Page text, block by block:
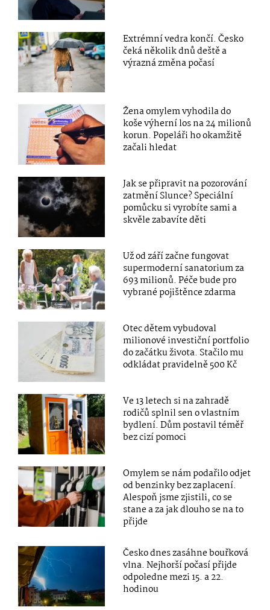
Extrémní vedra končí. Česko
čeká několik dnů deště a
výrazná změna počasí
Žena omylem vyhodila do
koše výherní los na 24 milionů
korun. Popeláři ho okamžitě
začali hledat
Jak se připravit na pozorování
zatmění Slunce? Speciální
pomůcku si vyrobíte sami a
skvěle zabavíte děti
Už od září začne fungovat
supermoderní sanatorium za
693 milionů. Péče bude pro
vybrané pojištěnce zdarma
Otec dětem vybudoval
milionové investiční portfolio
do začátku života. Stačilo mu
odkládat pravidelně 500 Kč
Ve 13 letech si na zahradě
rodičů splnil sen o vlastním
bydlení. Dům postavil téměř
bez cizí pomoci
Omylem se nám podařilo odjet
od benzinky bez zaplacení.
Alespoň jsme zjistili, co se
stane a za jak dlouho se na to
přijde
Česko dnes zasáhne bouřková
vlna. Nejhorší počasí přijde
odpoledne mezi 15. a 22.
hodinou